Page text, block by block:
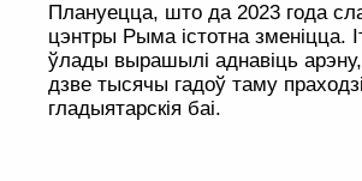
Плануецца, што да 2023 года
цэнтры Рыма істотна зменіцца.
ўлады вырашылі аднавіць
дзве тысячы гадоў таму
гладыятарскія баі.